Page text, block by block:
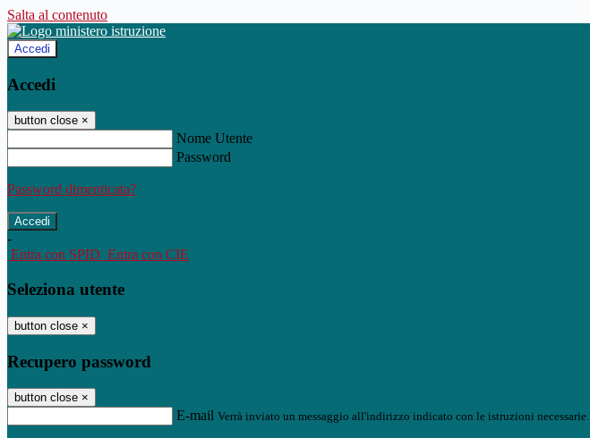
Salta al contenuto
Accedi
Accedi
button close ×
Nome Utente
Password
Password dimenticata?
-
Entra con SPID Entra con CIE
Seleziona utente
button close ×
Recupero password
button close ×
E-mail Verrà inviato un messaggio all'indirizzo indicato con le istruzioni necessarie.